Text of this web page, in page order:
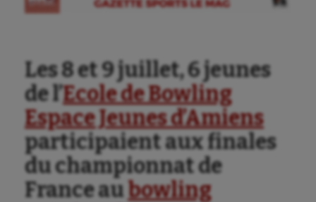
Les 8 et 9 juillet, 6 jeunes
de l’Ecole de Bowling
Espace Jeunes d’Amiens
participaient aux finales
du championnat de
France au bowling